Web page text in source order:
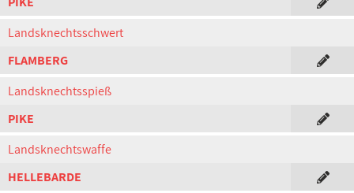
Landsknechtsschwert
FLAMBERG
Landsknechtsspieß
PIKE
Landsknechtswaffe
HELLEBARDE